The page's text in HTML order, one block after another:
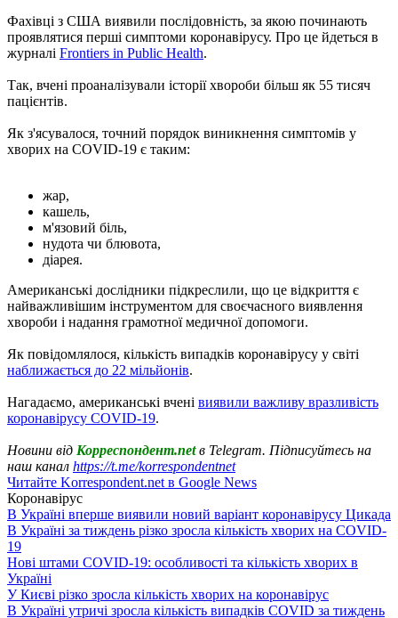
Фахівці з США виявили послідовність, за якою починають
проявлятися перші симптоми коронавірусу. Про це йдеться в
журналі Frontiers in Public Health.
Так, вчені проаналізували історії хвороби більш як 55 тисяч
пацієнтів.
Як з'ясувалося, точний порядок виникнення симптомів у
хворих на COVID-19 є таким:
жар,
кашель,
м'язовий біль,
нудота чи блювота,
діарея.
Американські дослідники підкреслили, що це відкриття є
найважливішим інструментом для своєчасного виявлення
хвороби і надання грамотної медичної допомоги.
Як повідомлялося, кількість випадків коронавірусу у світі
наближається до 22 мільйонів.
Нагадаємо, американські вчені виявили важливу вразливість
коронавірусу COVID-19.
Новини від Корреспондент.netв Telegram. Підписуйтесь на
наш канал https://t.me/korrespondentnet
Читайте Korrespondent.net в Google News
Коронавірус
В Україні вперше виявили новий варіант коронавірусу Цикада
В Україні за тиждень різко зросла кількість хворих на COVID-
19
Нові штами COVID-19: особливості та кількість хворих в
Україні
У Києві різко зросла кількість хворих на коронавірус
В Україні утричі зросла кількість випадків COVID за тиждень